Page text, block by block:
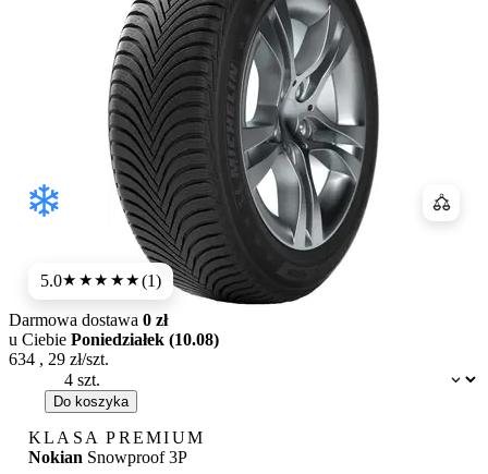
5.0★★★★★(1)
Dostępność:
Darmowa dostawa 0 zł
u Ciebie Poniedziałek (10.08)
634 , 29 zł/szt.
Do koszyka
KLASA PREMIUM
Nokian Snowproof 3P